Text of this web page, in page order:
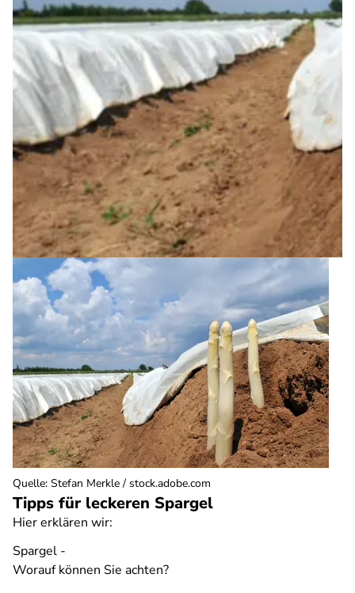
Tipps für leckeren Spargel
Hier erklären wir:
Spargel -
Worauf können Sie achten?
Quelle: Stefan Merkle / stock.adobe.com